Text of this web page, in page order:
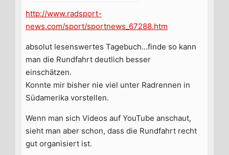
http://www.radsport-
news.com/sport/sportnews_67288.htm
absolut lesenswertes Tagebuch…finde so kann
man die Rundfahrt deutlich besser
einschätzen.
Konnte mir bisher nie viel unter Radrennen in
Südamerika vorstellen.
Wenn man sich Videos auf YouTube anschaut,
sieht man aber schon, dass die Rundfahrt recht
gut organisiert ist.